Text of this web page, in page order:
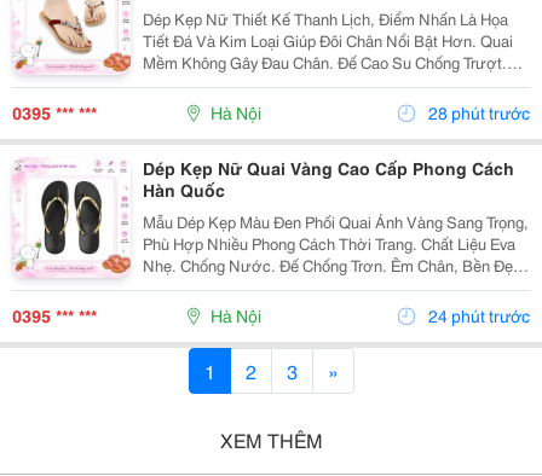
Dép Kẹp Nữ Thiết Kế Thanh Lịch, Điểm Nhấn Là Họa
Tiết Đá Và Kim Loại Giúp Đôi Chân Nổi Bật Hơn. Quai
Mềm Không Gây Đau Chân. Đế Cao Su Chống Trượt.
Kiểu Dáng Nữ Tính. Phù Hợp Mặc Váy Hoặc Quần
Jean. Mang Đi Biển, Đi Chơi, Dạo Phố.
0395 *** *** Hà Nội 28 phút trước
Dép Kẹp Nữ Quai Vàng Cao Cấp Phong Cách
Hàn Quốc
Mẫu Dép Kẹp Màu Đen Phối Quai Ánh Vàng Sang Trọng,
Phù Hợp Nhiều Phong Cách Thời Trang. Chất Liệu Eva
Nhẹ. Chống Nước. Đế Chống Trơn. Êm Chân, Bền Đẹp.
Thích Hợp Đi Biển, Đi Dạo, Sử Dụng Hằng Ngày. ✔ Có
Nhiều Size.
0395 *** *** Hà Nội 24 phút trước
1 2 3 »
XEM THÊM